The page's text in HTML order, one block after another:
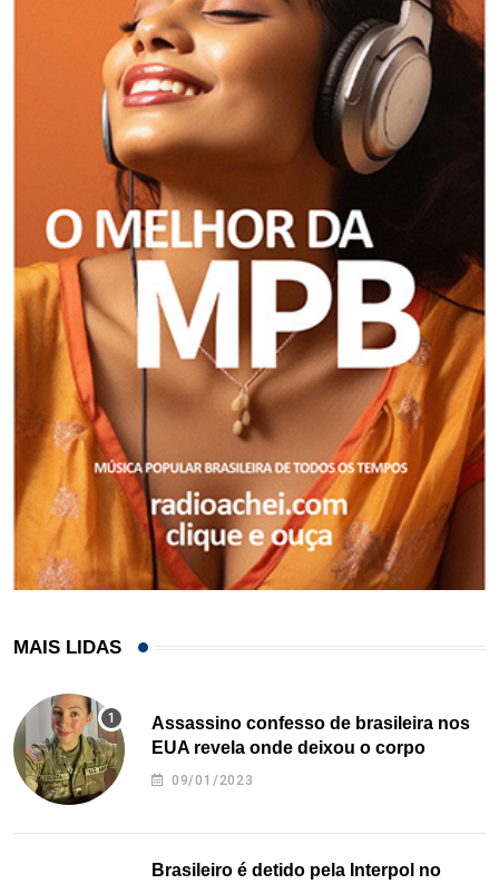
MAIS LIDAS
Assassino confesso de brasileira nos
EUA revela onde deixou o corpo
09/01/2023
Brasileiro é detido pela Interpol no